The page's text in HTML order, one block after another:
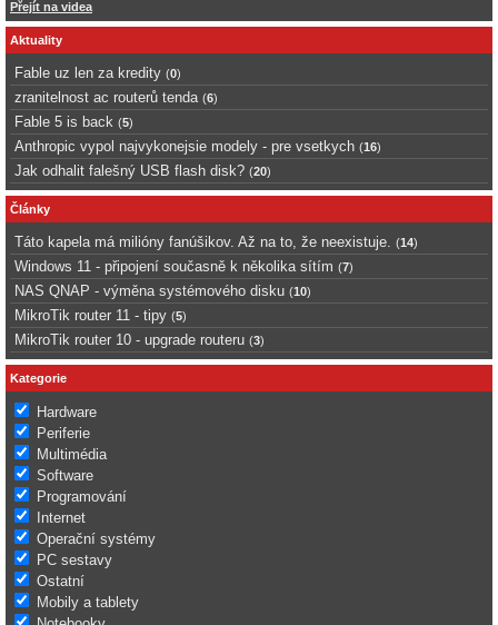
Přejít na videa
Aktuality
Fable uz len za kredity (0)
zranitelnost ac routerů tenda (6)
Fable 5 is back (5)
Anthropic vypol najvykonejsie modely - pre vsetkych (16)
Jak odhalit falešný USB flash disk? (20)
Články
Táto kapela má milióny fanúšikov. Až na to, že neexistuje. (14)
Windows 11 - připojení současně k několika sítím (7)
NAS QNAP - výměna systémového disku (10)
MikroTik router 11 - tipy (5)
MikroTik router 10 - upgrade routeru (3)
Kategorie
Hardware
Periferie
Multimédia
Software
Programování
Internet
Operační systémy
PC sestavy
Ostatní
Mobily a tablety